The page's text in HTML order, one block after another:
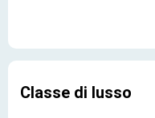
Classe di lusso